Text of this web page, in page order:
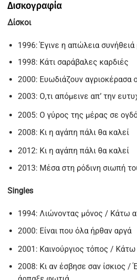
Δισκογραφία
Δίσκοι
1996: Έγινε η απώλεια συνήθειά
1998: Κάτι σαράβαλες καρδιές
2000: Ευωδιάζουν αγριοκέρασα
2003: Ο,τι απόμεινε απ’ την
2005: Ο γύρος της μέρας σε
2008: Κι η αγάπη πάλι θα καλεί
2012: Κι η αγάπη πάλι θα καλεί
2013: Μέσα στη ρόδινη σιωπή
Singles
1994: Λιώνοντας μόνος / Κάτω
2000: Είναι που όλα ήρθαν αργά
2001: Καινούργιος τόπος / Κάτω
2008: Κι αν έσβησε σαν ίσκιος /